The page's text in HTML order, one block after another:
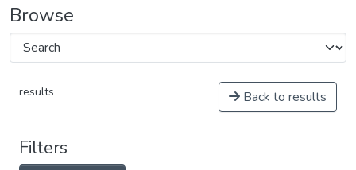
Browse
results Back to results
Filters